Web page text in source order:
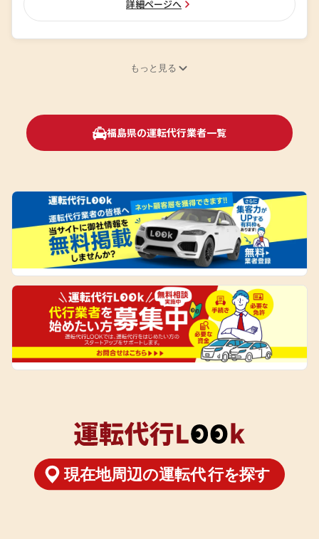
詳細ページへ
もっと見る
福島県の運転代行業者一覧